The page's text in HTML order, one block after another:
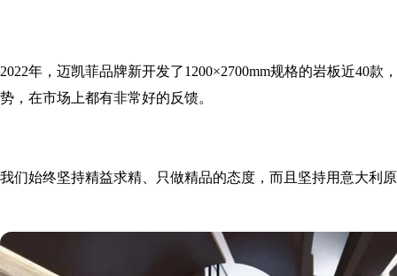
2022年，迈凯菲品牌新开发了1200×2700mm规格的岩板近40款
势，在市场上都有非常好的反馈。
我们始终坚持精益求精、只做精品的态度，而且坚持用意大利